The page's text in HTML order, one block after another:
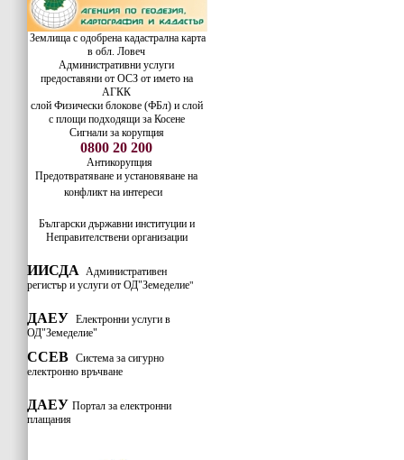
Землища с одобрена кадастрална карта
в обл. Ловеч
Административни услуги
предоставяни от ОСЗ от името на
АГКК
слой Физически блокове (ФБл) и слой
с площи подходящи за Косене
Сигнали за корупция
0800 20 200
Антикорупция
Предотвратяване и установяване на
конфликт на интереси
Български държавни институции и
Неправителствени организации
ИИСДА Административен
регистър и услуги от ОД"Земеделие"
ДАЕУ Електронни услуги в
ОД"Земеделие"
ССЕВ Система за сигурно
електронно връчване
ДАЕУ Портал за електронни
плащания